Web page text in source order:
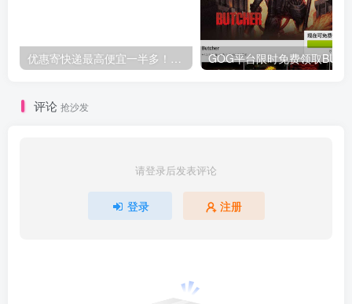
优惠寄快递最高便宜一半多！白鸽惠递
评论 抢沙发
请登录后发表评论
登录 注册